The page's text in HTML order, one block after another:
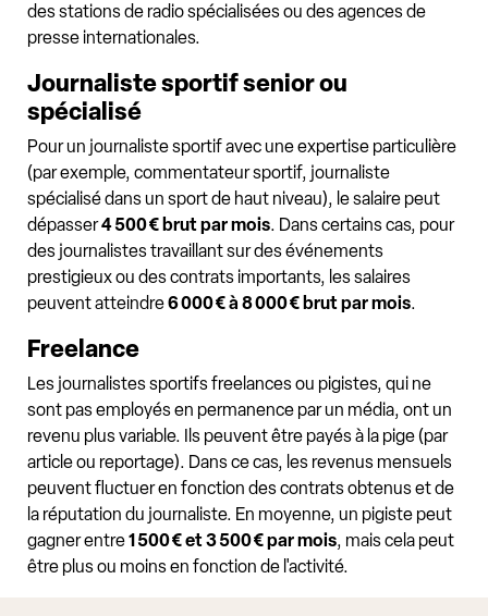
des stations de radio spécialisées ou des agences de
presse internationales.
Journaliste sportif senior ou
spécialisé
Pour un journaliste sportif avec une expertise particulière
(par exemple, commentateur sportif, journaliste
spécialisé dans un sport de haut niveau), le salaire peut
dépasser4 500 € brut par mois. Dans certains cas, pour
des journalistes travaillant sur des événements
prestigieux ou des contrats importants, les salaires
peuvent atteindre6 000 € à 8 000 € brut par mois.
Freelance
Les journalistes sportifs freelances ou pigistes, qui ne
sont pas employés en permanence par un média, ont un
revenu plus variable. Ils peuvent être payés à la pige (par
article ou reportage). Dans ce cas, les revenus mensuels
peuvent fluctuer en fonction des contrats obtenus et de
la réputation du journaliste. En moyenne, un pigiste peut
gagner entre1 500 € et 3 500 € par mois, mais cela peut
être plus ou moins en fonction de l'activité.